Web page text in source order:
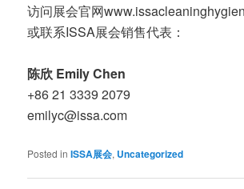
访问展会官网
或联系ISSA展会销售代表：
陈欣 Emily Chen
+86 21 3339 2079
emilyc@issa.com
Posted in ISSA展会, Uncategorized